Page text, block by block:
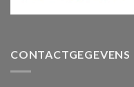
CONTACTGEGEVENS